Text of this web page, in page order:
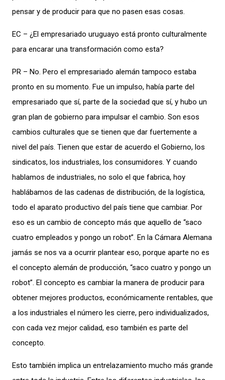
pensar y de producir para que no pasen esas cosas.
EC – ¿El empresariado uruguayo está pronto culturalmente
para encarar una transformación como esta?
PR – No. Pero el empresariado alemán tampoco estaba
pronto en su momento. Fue un impulso, había parte del
empresariado que sí, parte de la sociedad que sí, y hubo un
gran plan de gobierno para impulsar el cambio. Son esos
cambios culturales que se tienen que dar fuertemente a
nivel del país. Tienen que estar de acuerdo el Gobierno, los
sindicatos, los industriales, los consumidores. Y cuando
hablamos de industriales, no solo el que fabrica, hoy
hablábamos de las cadenas de distribución, de la logística,
todo el aparato productivo del país tiene que cambiar. Por
eso es un cambio de concepto más que aquello de “saco
cuatro empleados y pongo un robot”. En la Cámara Alemana
jamás se nos va a ocurrir plantear eso, porque aparte no es
el concepto alemán de producción, “saco cuatro y pongo un
robot”. El concepto es cambiar la manera de producir para
obtener mejores productos, económicamente rentables, que
a los industriales el número les cierre, pero individualizados,
con cada vez mejor calidad, eso también es parte del
concepto.
Esto también implica un entrelazamiento mucho más grande